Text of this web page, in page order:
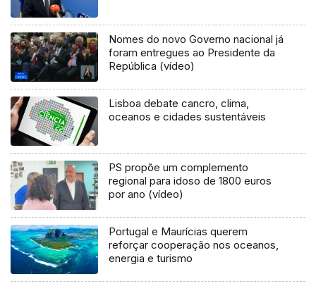
Nomes do novo Governo nacional já
foram entregues ao Presidente da
República (vídeo)
Lisboa debate cancro, clima,
oceanos e cidades sustentáveis
PS propõe um complemento
regional para idoso de 1800 euros
por ano (vídeo)
Portugal e Maurícias querem
reforçar cooperação nos oceanos,
energia e turismo